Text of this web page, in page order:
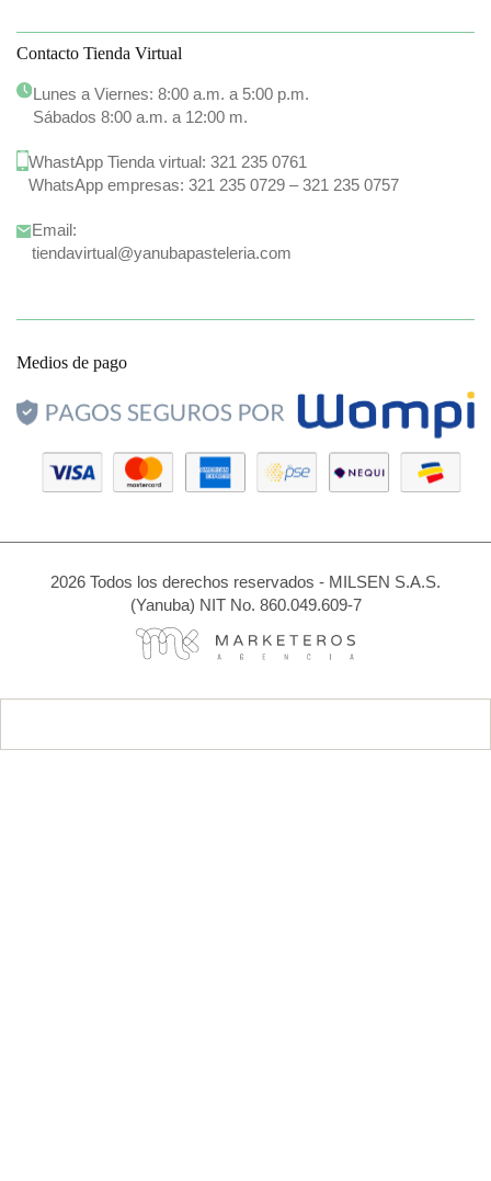
Contacto Tienda Virtual
Lunes a Viernes: 8:00 a.m. a 5:00 p.m.
Sábados 8:00 a.m. a 12:00 m.
WhastApp Tienda virtual: 321 235 0761
WhatsApp empresas: 321 235 0729–321 235 0757
Email:
tiendavirtual@yanubapasteleria.com
Medios de pago
2026 Todos los derechos reservados - MILSEN S.A.S.
(Yanuba) NIT No. 860.049.609-7